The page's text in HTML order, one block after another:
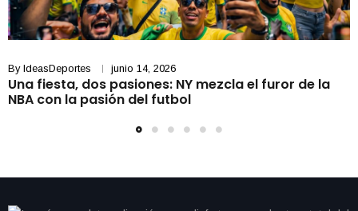
By IdeasDeportes junio 14, 2026
Una fiesta, dos pasiones: NY mezcla el furor de la
NBA con la pasión del futbol